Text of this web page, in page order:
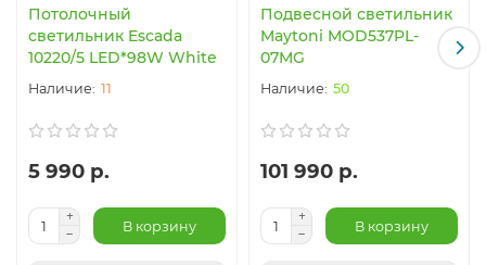
Потолочный
светильник Escada
10220/5 LED*98W White
11
5 990 р.
В корзину
Подвесной светильник
Maytoni MOD537PL-
07MG
50
101 990 р.
В корзину